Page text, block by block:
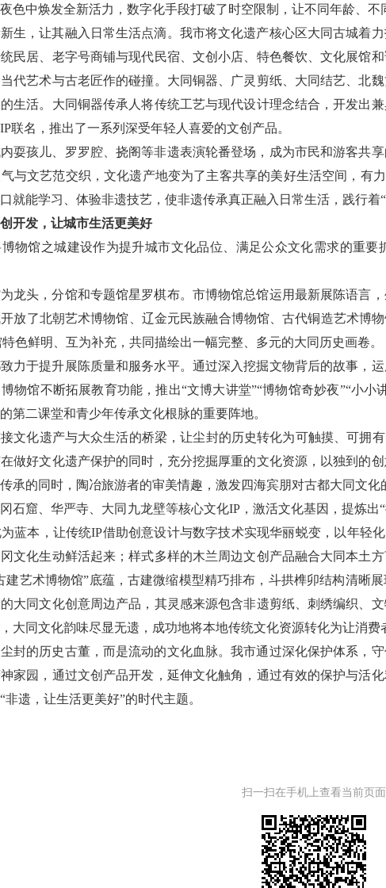
色中焕发全新活力，数字化手段打破了时空限制，让不同年龄、不
生，让其融入日常生活点滴。我市将文化遗产核心区大同古城着
民居、老字号商铺与现代民宿、文创小店、特色餐饮、文化展馆
代艺术与古老匠作的碰撞。大同铜器、广灵剪纸、大同结艺、北
生活。大同铜器传承人将传统工艺与现代设计理念结合，开发出
联名，推出了一系列深受年轻人喜爱的文创产品。
耍孩儿、罗罗腔、挠阁等非遗表演轮番登场，成为市民和游客共
与文艺范交织，文化遗产地变为了主客共享的美好生活空间，有
就能学习、体验非遗技艺，使非遗传承真正融入日常生活，践行着
开发，让城市生活更美好
物馆之城建设作为提升城市文化品位、满足公众文化需求的重
龙头，分馆和专题馆星罗棋布。市博物馆总馆运用最新展陈语言
放了北朝艺术博物馆、辽金元民族融合博物馆、古代铜造艺术博
色鲜明、互为补充，共同描绘出一幅完整、多元的大同历史画卷。
力于提升展陈质量和服务水平。通过深入挖掘文物背后的故事，
物馆不断拓展教育功能，推出“文博大讲堂”“博物馆奇妙夜”“小
第二课堂和青少年传承文化根脉的重要阵地。
文化遗产与大众生活的桥梁，让尘封的历史转化为可触摸、可拥
做好文化遗产保护的同时，充分挖掘厚重的文化资源，以独到的
承的同时，陶冶旅游者的审美情趣，激发四海宾朋对古都大同文化
石窟、华严寺、大同九龙壁等核心文化IP，激活文化基因，提炼出
蓝本，让传统IP借助创意设计与数字技术实现华丽蜕变，以年轻
文化生动鲜活起来；样式多样的木兰周边文创产品融合大同本土
建艺术博物馆”底蕴，古建微缩模型精巧排布，斗拱榫卯结构清晰
大同文化创意周边产品，其灵感来源包含非遗剪纸、刺绣编织、
大同文化韵味尽显无遗，成功地将本地传统文化资源转化为让消费
封的历史古董，而是流动的文化血脉。我市通过深化保护体系，
家园，通过文创产品开发，延伸文化触角，通过有效的保护与活
遗，让生活更美好”的时代主题。
扫一扫在手机上查看当前页面